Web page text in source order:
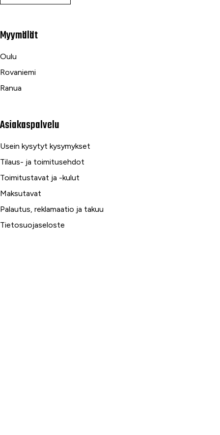
Myymälät
Oulu
Rovaniemi
Ranua
Asiakaspalvelu
Usein kysytyt kysymykset
Tilaus- ja toimitusehdot
Toimitustavat ja -kulut
Maksutavat
Palautus, reklamaatio ja takuu
Tietosuojaseloste